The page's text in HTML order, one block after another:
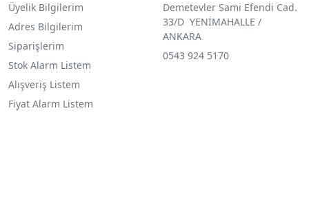
Üyelik Bilgilerim
Adres Bilgilerim
Siparişlerim
Stok Alarm Listem
Alışveriş Listem
Fiyat Alarm Listem
Demetevler Sami Efendi Cad.
33/D YENİMAHALLE /
ANKARA
0543 924 5170